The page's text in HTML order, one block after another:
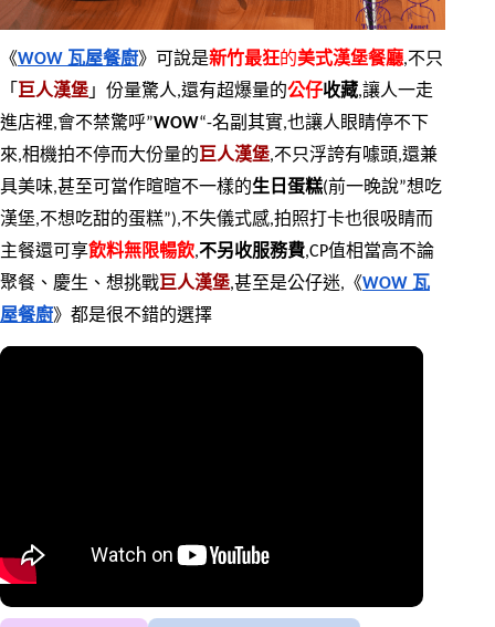
《WOW 瓦屋餐廚》可說是新竹最狂的美式漢堡餐廳,不只
「 巨人漢堡 」份量驚人,還有超爆量的公仔收藏,讓人一走
進店裡,會不禁驚呼”WOW“-名副其實,也讓人眼睛停不下
來,相機拍不停而大份量的巨人漢堡,不只浮誇有噱頭,還兼
具美味,甚至可當作暄暄不一樣的生日蛋糕(前一晚說”想吃
漢堡,不想吃甜的蛋糕”),不失儀式感,拍照打卡也很吸睛而
主餐還可享飲料無限暢飲,不另收服務費,CP值相當高不論
聚餐、慶生、想挑戰巨人漢堡,甚至是公仔迷,《WOW 瓦
屋餐廚》都是很不錯的選擇